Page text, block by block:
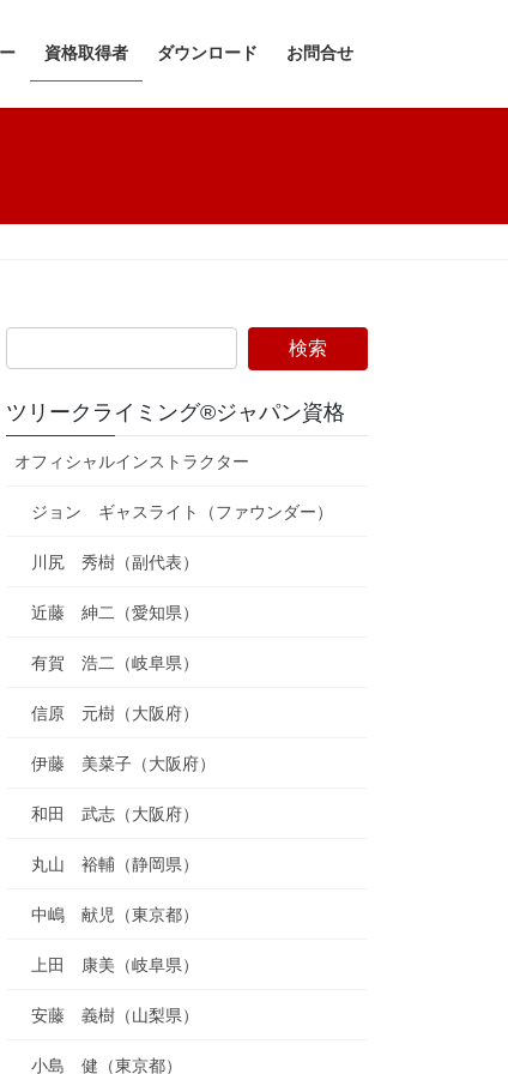
資格取得者 ダウンロード お問合せ
ツリークライミング®ジャパン資格
オフィシャルインストラクター
ジョン ギャスライト（ファウンダー）
川尻 秀樹（副代表）
近藤 紳二（愛知県）
有賀 浩二（岐阜県）
信原 元樹（大阪府）
伊藤 美菜子（大阪府）
和田 武志（大阪府）
丸山 裕輔（静岡県）
中嶋 献児（東京都）
上田 康美（岐阜県）
安藤 義樹（山梨県）
小島 健（東京都）